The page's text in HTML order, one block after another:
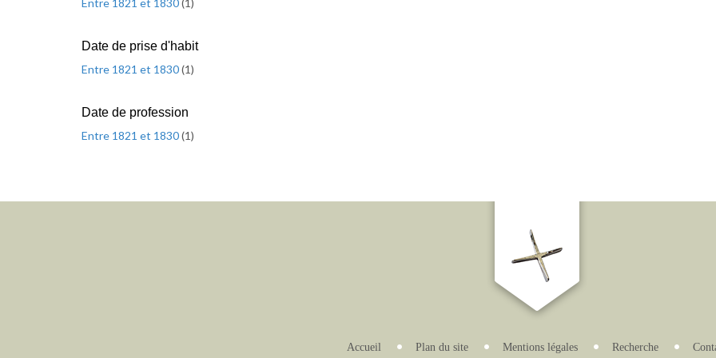
Entre 1821 et 1830(1 )
Date de prise d'habit
Entre 1821 et 1830(1)
Date de profession
Entre 1821 et 1830(1)
Accueil Plan du site Mentions légales Recherche